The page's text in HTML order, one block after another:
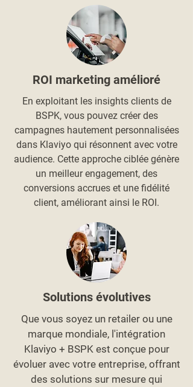
ROI marketing amélioré
En exploitant les insights clients de
BSPK, vous pouvez créer des
campagnes hautement personnalisées
dans Klaviyo qui résonnent avec votre
audience. Cette approche ciblée génère
un meilleur engagement, des
conversions accrues et une fidélité
client, améliorant ainsi le ROI.
Solutions évolutives
Que vous soyez un retailer ou une
marque mondiale, l'intégration
Klaviyo + BSPK est conçue pour
évoluer avec votre entreprise, offrant
des solutions sur mesure qui